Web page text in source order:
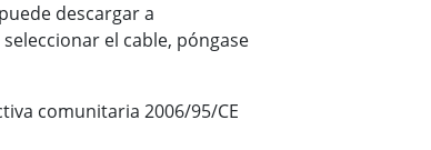
descargar a
el cable, póngase
comunitaria 2006/95/CE